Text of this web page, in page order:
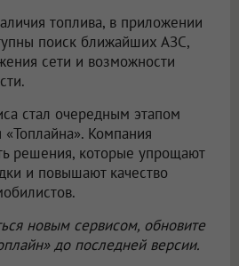
топлива, в приложении
поиск ближайших АЗС,
сети и возможности
стал очередным этапом
Компания
решения, которые упрощают
и повышают качество
новым сервисом, обновите
до последней версии.